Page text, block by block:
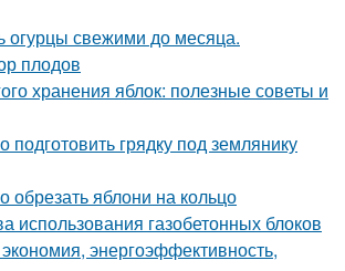
огурцы свежими до месяца.
плодов
хранения яблок: полезные советы и
подготовить грядку под землянику
обрезать яблони на кольцо
использования газобетонных блоков
экономия, энергоэффективность,